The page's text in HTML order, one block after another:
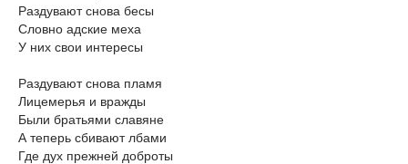
Раздувают снова бесы
Словно адские меха
У них свои интересы
Раздувают снова пламя
Лицемерья и вражды
Были братьями славяне
А теперь сбивают лбами
Где дух прежней доброты